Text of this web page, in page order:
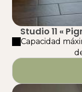
Studio 11 «
proche plage
Capacidad